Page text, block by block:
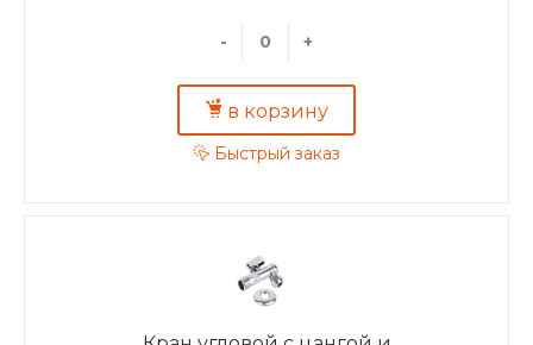
- +
в корзину
Быстрый заказ